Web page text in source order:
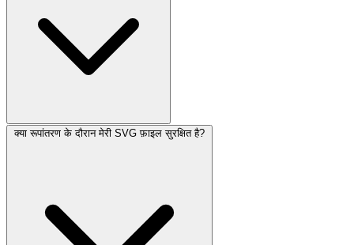
क्या रूपांतरण के दौरान मेरी SVG फ़ाइल सुरक्षित है?